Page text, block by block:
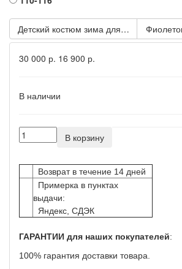
Детский костюм зима для мальчика
30 000 р. 16 900 р.
В наличии
В корзину
Возврат в течение 14 дней
Примерка в пунктах
выдачи:
Яндекс, СДЭК
ГАРАНТИИ для наших покупателей:
100% гарантия доставки товара.